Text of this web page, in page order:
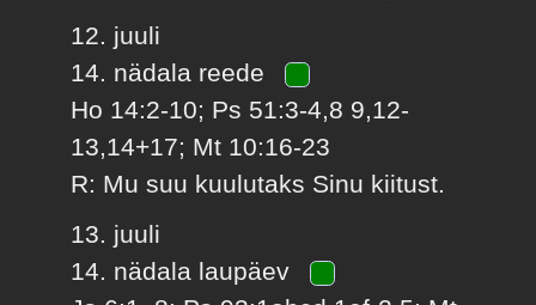
12. juuli
14. nädala reede
Ho 14:2-10; Ps 51:3-4,8 9,12-
13,14+17; Mt 10:16-23
R: Mu suu kuulutaks Sinu kiitust.
13. juuli
14. nädala laupäev